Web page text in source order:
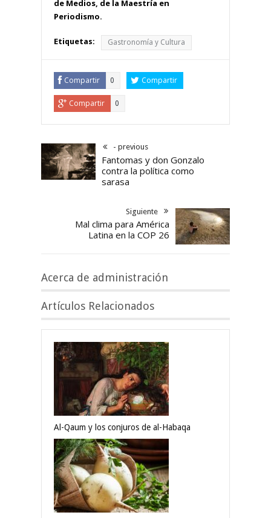
de Medios, de la Maestría en
Periodismo.
Etiquetas: Gastronomía y Cultura
Compartir 0 Compartir
Compartir 0
- previous
Fantomas y don Gonzalo
contra la política como
sarasa
Siguiente
Mal clima para América
Latina en la COP 26
Acerca de administración
Artículos Relacionados
Al-Qaum y los conjuros de al-Habaqa